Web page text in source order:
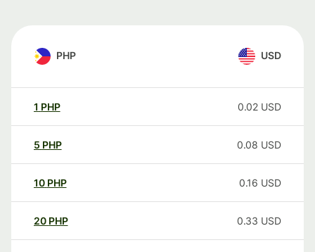
PHP USD
1 PHP 0.02 USD
5 PHP 0.08 USD
10 PHP 0.16 USD
20 PHP 0.33 USD